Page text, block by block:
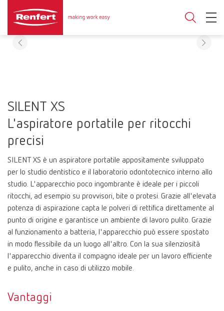
SILENT XS
L'aspiratore portatile per ritocchi
precisi
SILENT XS è un aspiratore portatile appositamente sviluppato
per lo studio dentistico e il laboratorio odontotecnico interno allo
studio. L'apparecchio poco ingombrante è ideale per i piccoli
ritocchi, ad esempio su provvisori, bite o protesi. Grazie all'elevata
potenza di aspirazione capta le polveri di rettifica direttamente al
punto di origine e garantisce un ambiente di lavoro pulito. Grazie
al funzionamento a batteria, l'apparecchio può essere spostato
in modo flessibile da un luogo all'altro. Con la sua silenziosità
l'apparecchio diventa il compagno ideale per un lavoro efficiente
e pulito, anche in caso di utilizzo mobile.
Vantaggi